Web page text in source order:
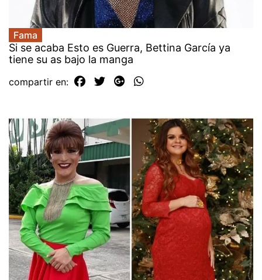
Fama
Si se acaba Esto es Guerra, Bettina García ya
tiene su as bajo la manga
compartir en: